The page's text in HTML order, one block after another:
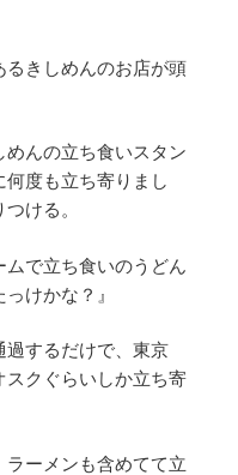
きしめんのお店が頭
めんの立ち食いスタン
何度も立ち寄りまし
ける。
ムで立ち食いのうどん
けかな？』
過するだけで、東京
クぐらいしか立ち寄
ーメンも含めてて立